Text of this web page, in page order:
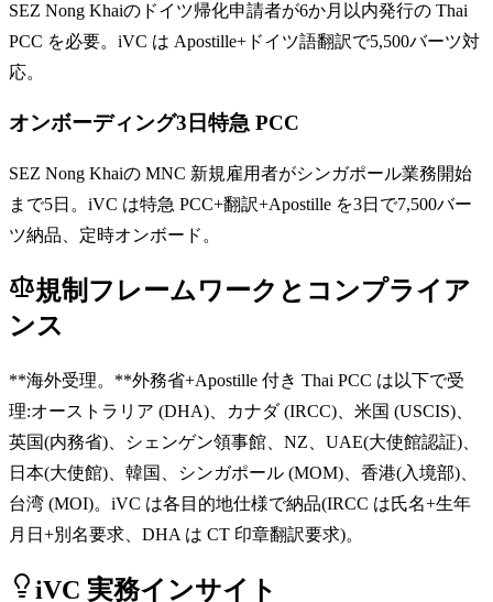
SEZ Nong Khaiのドイツ帰化申請者が6か月以内発行の Thai
PCC を必要。iVC は Apostille+ドイツ語翻訳で5,500バーツ対
応。
オンボーディング3日特急 PCC
SEZ Nong Khaiの MNC 新規雇用者がシンガポール業務開始
まで5日。iVC は特急 PCC+翻訳+Apostille を3日で7,500バー
ツ納品、定時オンボード。
規制フレームワークとコンプライア
ンス
**海外受理。**外務省+Apostille 付き Thai PCC は以下で受
理:オーストラリア (DHA)、カナダ (IRCC)、米国 (USCIS)、
英国(内務省)、シェンゲン領事館、NZ、UAE(大使館認証)、
日本(大使館)、韓国、シンガポール (MOM)、香港(入境部)、
台湾 (MOI)。iVC は各目的地仕様で納品(IRCC は氏名+生年
月日+別名要求、DHA は CT 印章翻訳要求)。
iVC 実務インサイト